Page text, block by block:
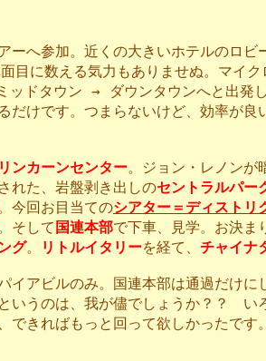
ーへ参加。近くの大きいホテルのロビ
目に数える気力もありませぬ。マイク
ドタウン → ダウンタウンへと出発し
だけです。つまらないけど、効率が良
リンカーンセンター。ジョン・レノンが
れた、岩盤剥き出しのセントラルパー
今回お目当てのシアター＝ディストリ
そして 国連本部で下車、見学。お決ま
グ。 リトルイタリーを経て、 チャイナ
イアビルのみ。国連本部は通過だけに
いうのは、我が儘でしょうか？？ い
できればもっと回って欲しかったです。